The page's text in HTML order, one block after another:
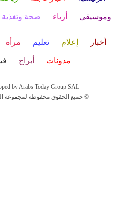
وموسيقى أزياء صحة وتغذية
أخبار إعلام تعليم مرأة
مدونات أبراج
by Arabs Today Group SAL
جميع الحقوق محفوظة لمجموعة العرب اليوم الاعلامية 2025 ©